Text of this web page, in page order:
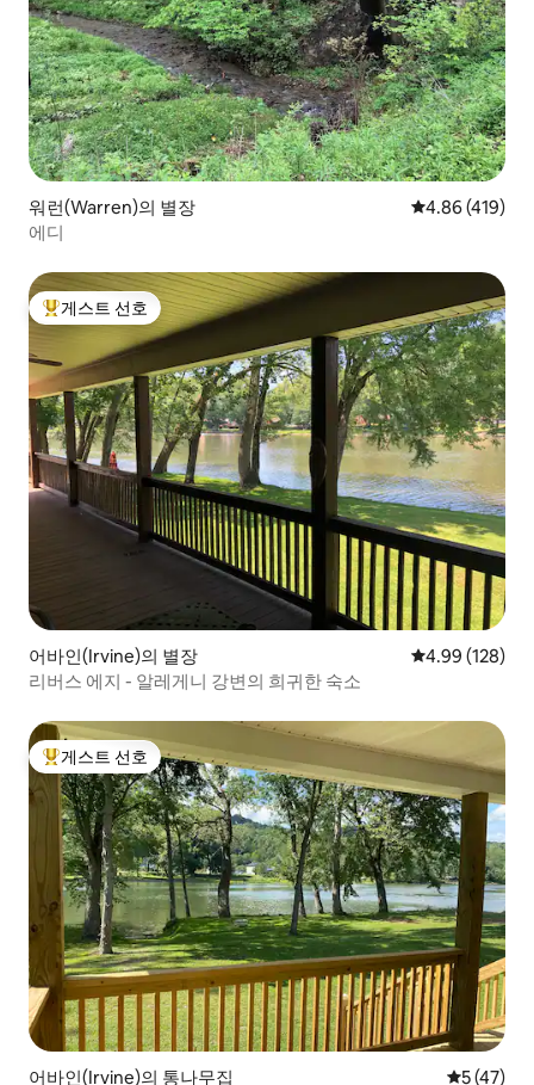
워런(Warren)의 별장 평점 4.86점(5
4.86 (419)
에디
상위 게스트 선호
게스트 선호
어바인(Irvine)의 별장 평점 4.99점(5
4.99 (128)
리버스 에지 - 알레게니 강변의 희귀한 숙소
상위 게스트 선호
게스트 선호
어바인(Irvine)의 통나무집 평점 5점
5 (47)